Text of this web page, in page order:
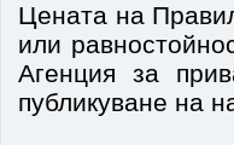
Цената на
или
Агенция за
публикуване на